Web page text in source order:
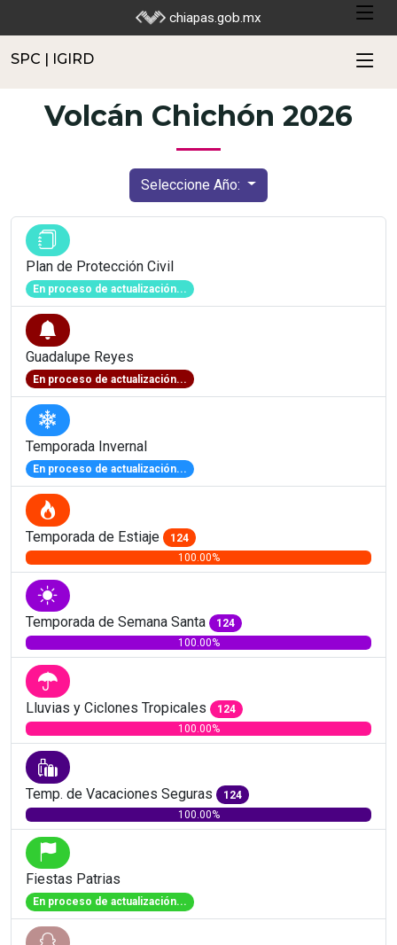
chiapas.gob.mx
SPC | IGIRD
Volcán Chichón 2026
Seleccione Año:
Plan de Protección Civil
En proceso de actualización...
Guadalupe Reyes
En proceso de actualización...
Temporada Invernal
En proceso de actualización...
Temporada de Estiaje
124
100.00%
Temporada de Semana Santa
124
100.00%
Lluvias y Ciclones Tropicales
124
100.00%
Temp. de Vacaciones Seguras
124
100.00%
Fiestas Patrias
En proceso de actualización...